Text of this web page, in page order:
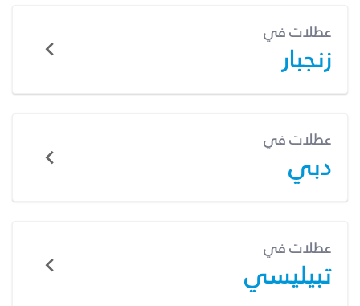
عطلات في
زنجبار
عطلات في
دبي
عطلات في
تبيليسي